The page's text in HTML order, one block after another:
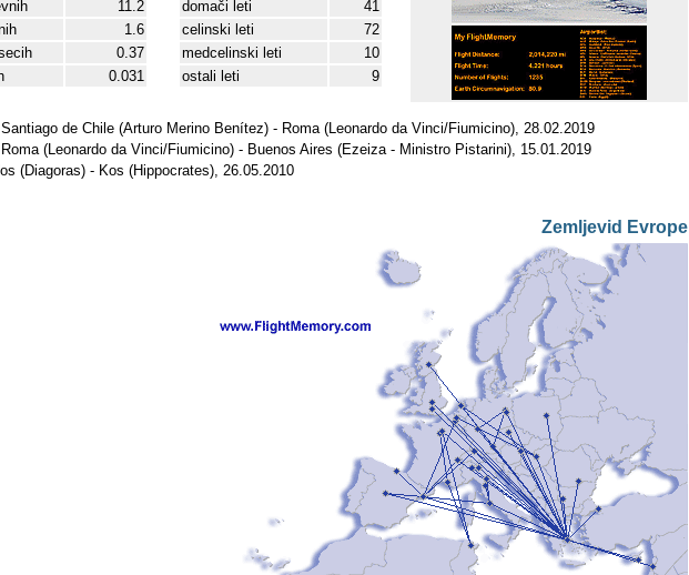
11.2
1.6
0.37
0.031
domači leti
41
celinski leti
72
medcelinski leti
10
ostali leti
9
de Chile (Arturo Merino Benítez) - Roma (Leonardo da Vinci/Fiumicino), 28.02.2019
(Leonardo da Vinci/Fiumicino) - Buenos Aires (Ezeiza - Ministro Pistarini), 15.01.2019
(Diagoras) - Kos (Hippocrates), 26.05.2010
Zemljevid Evrope